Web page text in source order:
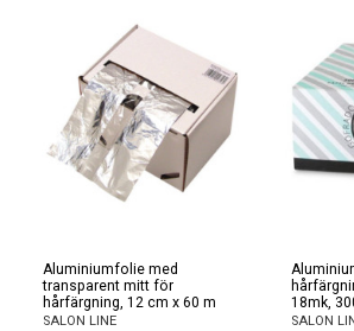
Aluminiumfolie med
transparent mitt för
hårfärgning, 12 cm x 60 m
SALON LINE
18mk,
SALON